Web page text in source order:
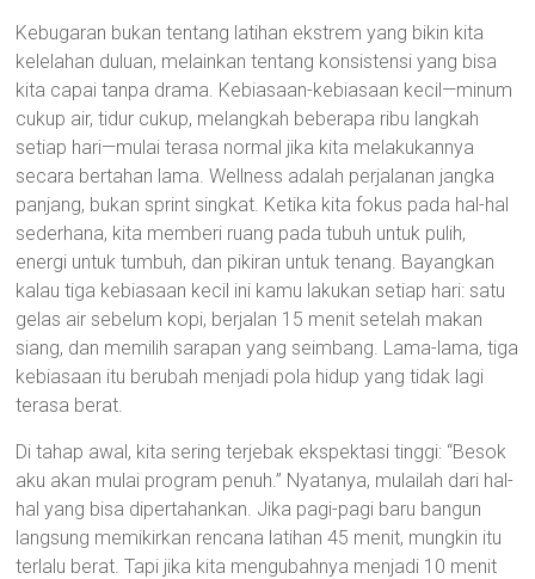
Kebugaran bukan tentang latihan ekstrem yang bikin kita
kelelahan duluan, melainkan tentang konsistensi yang bisa
kita capai tanpa drama. Kebiasaan-kebiasaan kecil—minum
cukup air, tidur cukup, melangkah beberapa ribu langkah
setiap hari—mulai terasa normal jika kita melakukannya
secara bertahan lama. Wellness adalah perjalanan jangka
panjang, bukan sprint singkat. Ketika kita fokus pada hal-hal
sederhana, kita memberi ruang pada tubuh untuk pulih,
energi untuk tumbuh, dan pikiran untuk tenang. Bayangkan
kalau tiga kebiasaan kecil ini kamu lakukan setiap hari: satu
gelas air sebelum kopi, berjalan 15 menit setelah makan
siang, dan memilih sarapan yang seimbang. Lama-lama, tiga
kebiasaan itu berubah menjadi pola hidup yang tidak lagi
terasa berat.
Di tahap awal, kita sering terjebak ekspektasi tinggi: “Besok
aku akan mulai program penuh.” Nyatanya, mulailah dari hal-
hal yang bisa dipertahankan. Jika pagi-pagi baru bangun
langsung memikirkan rencana latihan 45 menit, mungkin itu
terlalu berat. Tapi jika kita mengubahnya menjadi 10 menit